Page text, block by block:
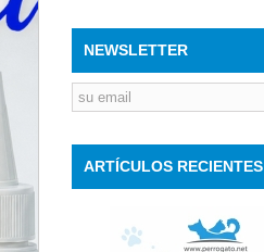
NEWSLETTER
ARTÍCULOS RECIENTES